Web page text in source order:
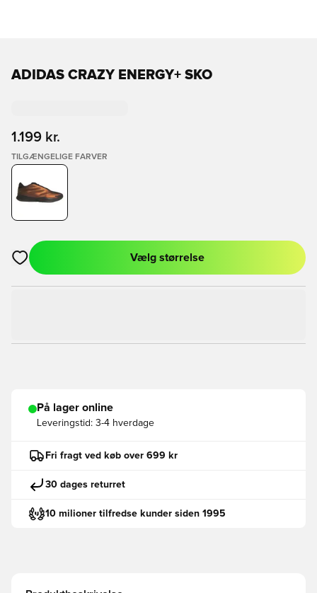
ADIDAS CRAZY ENERGY+ SKO
1.199 kr.
TILGÆNGELIGE FARVER
Åbner en Modal til at logge ind eller tilmelde dig som medlem
Vælg størrelse
På lager online
Leveringstid: 3-4 hverdage
Fri fragt ved køb over 699 kr
30 dages returret
10 milioner tilfredse kunder siden 1995